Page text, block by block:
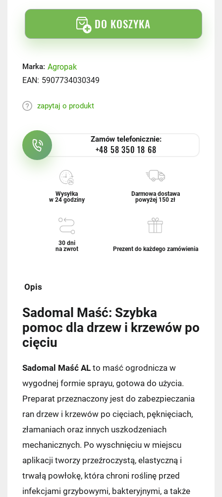
DO KOSZYKA
Marka: Agropak
EAN: 5907734030349
zapytaj o produkt
Zamów telefonicznie:
+48 58 350 18 68
Wysyłka
w 24 godziny
Darmowa dostawa
powyżej 150 zł
30 dni
na zwrot
Prezent do każdego zamówienia
Opis
Sadomal Maść: Szybka
pomoc dla drzew i krzewów po
cięciu
Sadomal Maść AL to maść ogrodnicza w
wygodnej formie sprayu, gotowa do użycia.
Preparat przeznaczony jest do zabezpieczania
ran drzew i krzewów po cięciach, pęknięciach,
złamaniach oraz innych uszkodzeniach
mechanicznych. Po wyschnięciu w miejscu
aplikacji tworzy przeźroczystą, elastyczną i
trwałą powłokę, która chroni roślinę przed
infekcjami grzybowymi, bakteryjnymi, a także